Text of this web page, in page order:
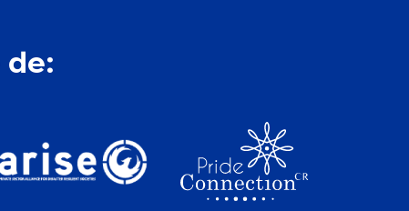
de: